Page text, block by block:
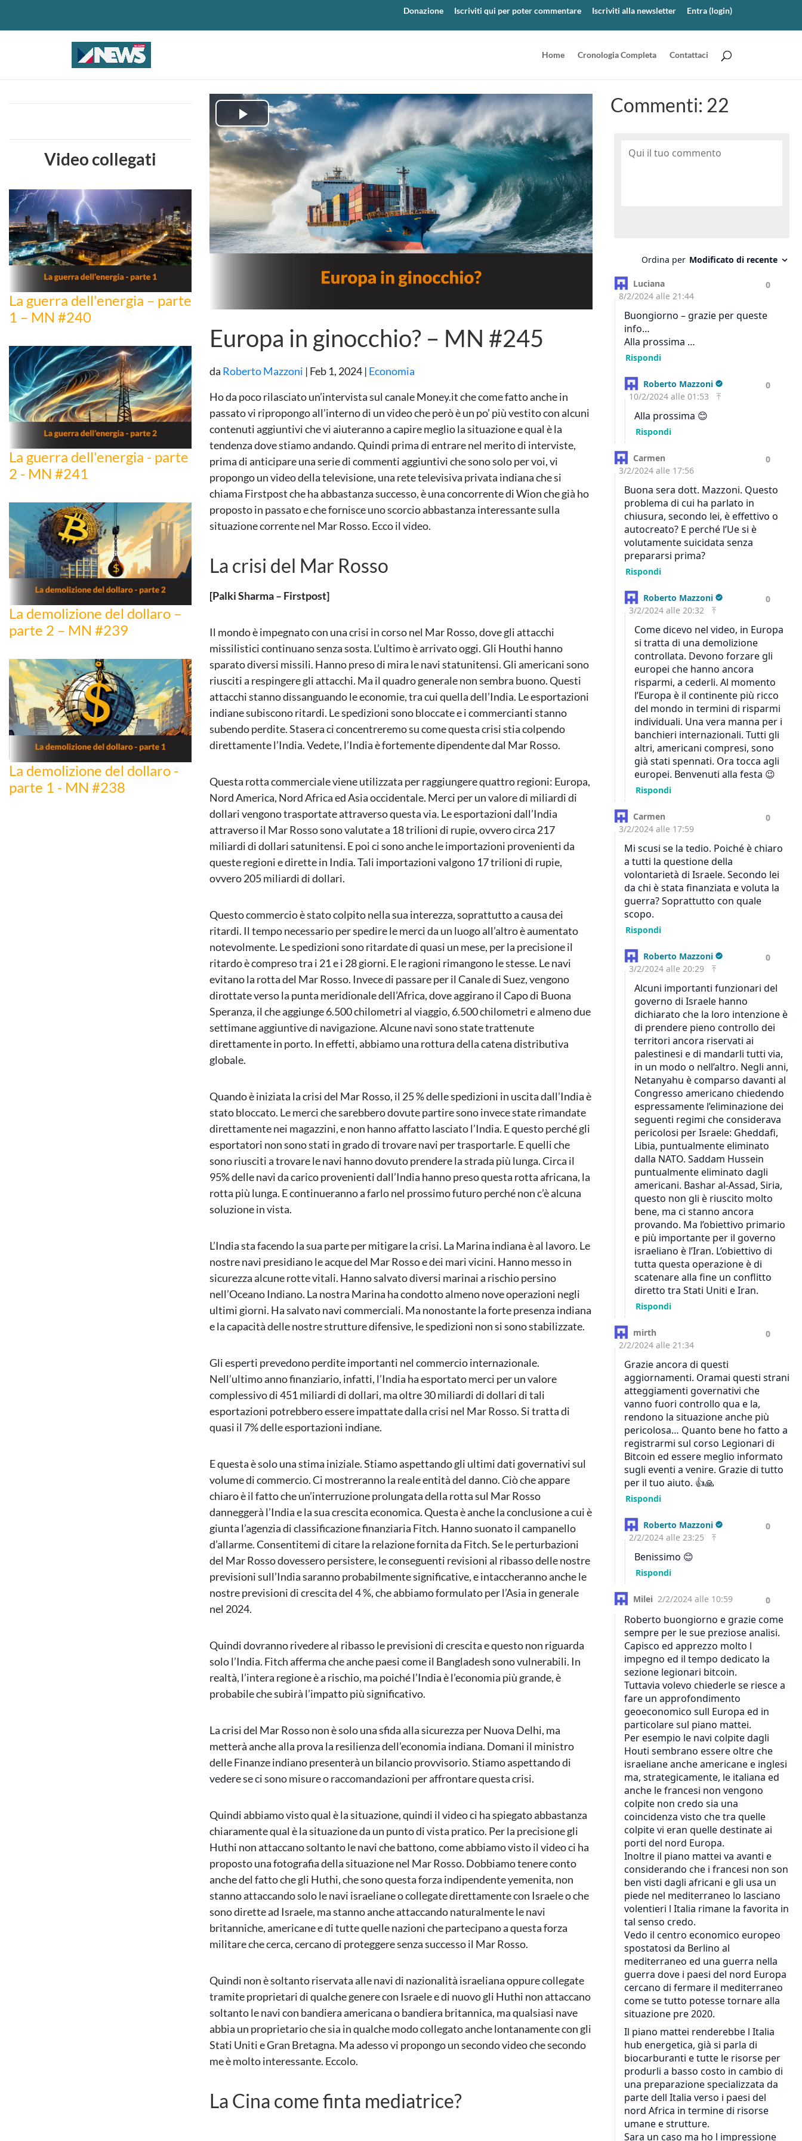
Donazione Iscriviti qui per poter commentare Iscriviti alla newsletter Entra (login)
Home Cronologia Completa Contattaci
Play
Video
Europa in ginocchio? – MN #245
da Roberto Mazzoni | Feb 1, 2024 | Economia
Ho da poco rilasciato un’intervista sul canale Money.it che come fatto anche in
passato vi ripropongo all’interno di un video che però è un po’ più vestito con alcuni
contenuti aggiuntivi che vi aiuteranno a capire meglio la situazione e qual è la
tendenza dove stiamo andando. Quindi prima di entrare nel merito di interviste,
prima di anticipare una serie di commenti aggiuntivi che sono solo per voi, vi
propongo un video della televisione, una rete televisiva privata indiana che si
chiama Firstpost che ha abbastanza successo, è una concorrente di Wion che già ho
proposto in passato e che fornisce uno scorcio abbastanza interessante sulla
situazione corrente nel Mar Rosso. Ecco il video.
La crisi del Mar Rosso
[Palki Sharma – Firstpost]
Il mondo è impegnato con una crisi in corso nel Mar Rosso, dove gli attacchi
missilistici continuano senza sosta. L’ultimo è arrivato oggi. Gli Houthi hanno
sparato diversi missili. Hanno preso di mira le navi statunitensi. Gli americani sono
riusciti a respingere gli attacchi. Ma il quadro generale non sembra buono. Questi
attacchi stanno dissanguando le economie, tra cui quella dell’India. Le esportazioni
indiane subiscono ritardi. Le spedizioni sono bloccate e i commercianti stanno
subendo perdite. Stasera ci concentreremo su come questa crisi stia colpendo
direttamente l’India. Vedete, l’India è fortemente dipendente dal Mar Rosso.
Questa rotta commerciale viene utilizzata per raggiungere quattro regioni: Europa,
Nord America, Nord Africa ed Asia occidentale. Merci per un valore di miliardi di
dollari vengono trasportate attraverso questa via. Le esportazioni dall’India
attraverso il Mar Rosso sono valutate a 18 trilioni di rupie, ovvero circa 217
miliardi di dollari satunitensi. E poi ci sono anche le importazioni provenienti da
queste regioni e dirette in India. Tali importazioni valgono 17 trilioni di rupie,
ovvero 205 miliardi di dollari.
Questo commercio è stato colpito nella sua interezza, soprattutto a causa dei
ritardi. Il tempo necessario per spedire le merci da un luogo all’altro è aumentato
notevolmente. Le spedizioni sono ritardate di quasi un mese, per la precisione il
ritardo è compreso tra i 21 e i 28 giorni. E le ragioni rimangono le stesse. Le navi
evitano la rotta del Mar Rosso. Invece di passare per il Canale di Suez, vengono
dirottate verso la punta meridionale dell’Africa, dove aggirano il Capo di Buona
Speranza, il che aggiunge 6.500 chilometri al viaggio, 6.500 chilometri e almeno due
settimane aggiuntive di navigazione. Alcune navi sono state trattenute
direttamente in porto. In effetti, abbiamo una rottura della catena distributiva
globale.
Quando è iniziata la crisi del Mar Rosso, il 25 % delle spedizioni in uscita dall’India è
stato bloccato. Le merci che sarebbero dovute partire sono invece state rimandate
direttamente nei magazzini, e non hanno affatto lasciato l’India. E questo perché gli
esportatori non sono stati in grado di trovare navi per trasportarle. E quelli che
sono riusciti a trovare le navi hanno dovuto prendere la strada più lunga. Circa il
95% delle navi da carico provenienti dall’India hanno preso questa rotta africana, la
rotta più lunga. E continueranno a farlo nel prossimo futuro perché non c’è alcuna
soluzione in vista.
L’India sta facendo la sua parte per mitigare la crisi. La Marina indiana è al lavoro. Le
nostre navi presidiano le acque del Mar Rosso e dei mari vicini. Hanno messo in
sicurezza alcune rotte vitali. Hanno salvato diversi marinai a rischio persino
nell’Oceano Indiano. La nostra Marina ha condotto almeno nove operazioni negli
ultimi giorni. Ha salvato navi commerciali. Ma nonostante la forte presenza indiana
e la capacità delle nostre strutture difensive, le spedizioni non si sono stabilizzate.
Gli esperti prevedono perdite importanti nel commercio internazionale.
Nell’ultimo anno finanziario, infatti, l’India ha esportato merci per un valore
complessivo di 451 miliardi di dollari, ma oltre 30 miliardi di dollari di tali
esportazioni potrebbero essere impattate dalla crisi nel Mar Rosso. Si tratta di
quasi il 7% delle esportazioni indiane.
E questa è solo una stima iniziale. Stiamo aspettando gli ultimi dati governativi sul
volume di commercio. Ci mostreranno la reale entità del danno. Ciò che appare
chiaro è il fatto che un’interruzione prolungata della rotta sul Mar Rosso
danneggerà l’India e la sua crescita economica. Questa è anche la conclusione a cui è
giunta l’agenzia di classificazione finanziaria Fitch. Hanno suonato il campanello
d’allarme. Consentitemi di citare la relazione fornita da Fitch. Se le perturbazioni
del Mar Rosso dovessero persistere, le conseguenti revisioni al ribasso delle nostre
previsioni sull’India saranno probabilmente significative, e intaccheranno anche le
nostre previsioni di crescita del 4 %, che abbiamo formulato per l’Asia in generale
nel 2024.
Quindi dovranno rivedere al ribasso le previsioni di crescita e questo non riguarda
solo l’India. Fitch afferma che anche paesi come il Bangladesh sono vulnerabili. In
realtà, l’intera regione è a rischio, ma poiché l’India è l’economia più grande, è
probabile che subirà l’impatto più significativo.
La crisi del Mar Rosso non è solo una sfida alla sicurezza per Nuova Delhi, ma
metterà anche alla prova la resilienza dell’economia indiana. Domani il ministro
delle Finanze indiano presenterà un bilancio provvisorio. Stiamo aspettando di
vedere se ci sono misure o raccomandazioni per affrontare questa crisi.
Quindi abbiamo visto qual è la situazione, quindi il video ci ha spiegato abbastanza
chiaramente qual è la situazione da un punto di vista pratico. Per la precisione gli
Huthi non attaccano soltanto le navi che battono, come abbiamo visto il video ci ha
proposto una fotografia della situazione nel Mar Rosso. Dobbiamo tenere conto
anche del fatto che gli Huthi, che sono questa forza indipendente yemenita, non
stanno attaccando solo le navi israeliane o collegate direttamente con Israele o che
sono dirette ad Israele, ma stanno anche attaccando naturalmente le navi
britanniche, americane e di tutte quelle nazioni che partecipano a questa forza
militare che cerca, cercano di proteggere senza successo il Mar Rosso.
Quindi non è soltanto riservata alle navi di nazionalità israeliana oppure collegate
tramite proprietari di qualche genere con Israele e di nuovo gli Huthi non attaccano
soltanto le navi con bandiera americana o bandiera britannica, ma qualsiasi nave
abbia un proprietario che sia in qualche modo collegato anche lontanamente con gli
Stati Uniti e Gran Bretagna. Ma adesso vi propongo un secondo video che secondo
me è molto interessante. Eccolo.
La Cina come finta mediatrice?
Commenti: 22
Video collegati
La guerra dell'energia – parte
1 – MN #240
La guerra dell'energia - parte
2 - MN #241
La demolizione del dollaro –
parte 2 – MN #239
La demolizione del dollaro -
parte 1 - MN #238